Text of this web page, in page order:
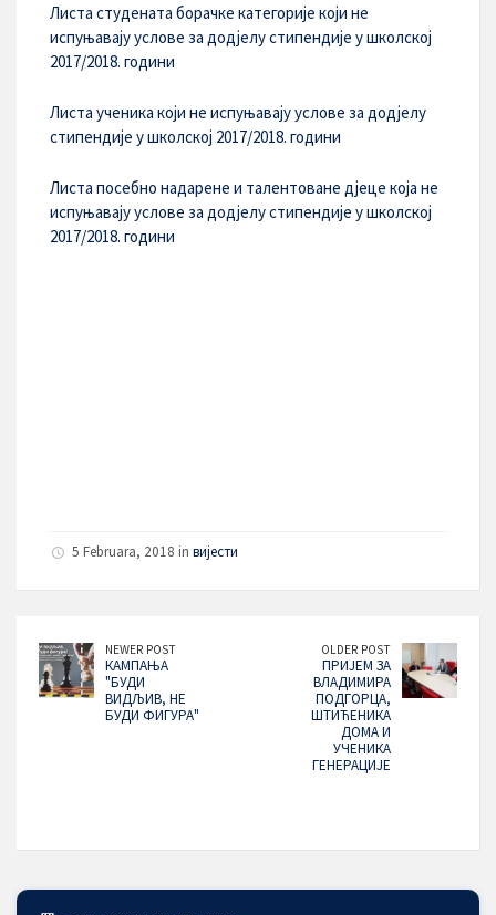
Листа студената борачке категорије који не
испуњавају услове за додјелу стипендије у школској
2017/2018. години
Листа ученика који не испуњавају услове за додјелу
стипендије у школској 2017/2018. години
Листа посебно надарене и талентоване дјеце која не
испуњавају услове за додјелу стипендије у школској
2017/2018. години
5 Februara, 2018 in вијести
NEWER POST
КАМПАЊА
"БУДИ
ВИДЉИВ, НЕ
БУДИ ФИГУРА"
OLDER POST
ПРИЈЕМ ЗА
ВЛАДИМИРА
ПОДГОРЦА,
ШТИЋЕНИКА
ДОМА И
УЧЕНИКА
ГЕНЕРАЦИЈЕ